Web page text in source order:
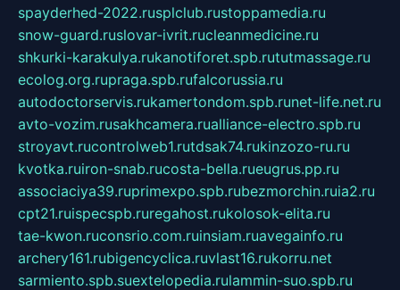
spayderhed-2022.rusplclub.rustoppamedia.ru
snow-guard.ruslovar-ivrit.rucleanmedicine.ru
shkurki-karakulya.rukanotiforet.spb.rututmassage.ru
ecolog.org.rupraga.spb.rufalcorussia.ru
autodoctorservis.rukamertondom.spb.runet-life.net.ru
avto-vozim.rusakhcamera.rualliance-electro.spb.ru
stroyavt.rucontrolweb1.rutdsak74.rukinzozo-ru.ru
kvotka.ruiron-snab.rucosta-bella.rueugrus.pp.ru
associaciya39.ruprimexpo.spb.rubezmorchin.ruia2.ru
cpt21.ruispecspb.ruregahost.rukolosok-elita.ru
tae-kwon.ruconsrio.com.ruinsiam.ruavegainfo.ru
archery161.rubigencyclica.ruvlast16.rukorru.net
sarmiento.spb.suextelopedia.rulammin-suo.spb.ru